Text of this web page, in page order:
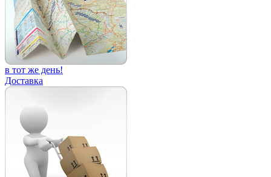
в тот же день!
Доставка